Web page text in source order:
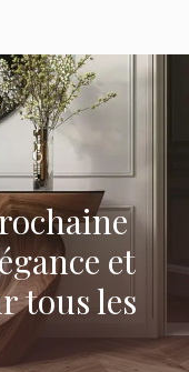
et
tous les